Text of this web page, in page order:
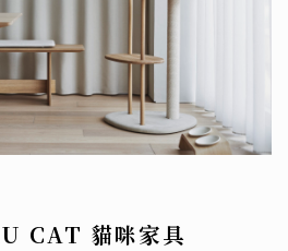
CAT 貓咪家具